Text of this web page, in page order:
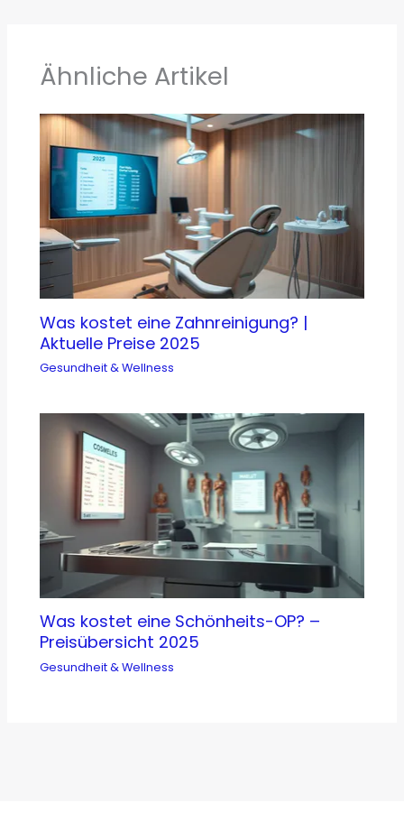
Ähnliche Artikel
Was kostet eine Zahnreinigung? |
Aktuelle Preise 2025
Gesundheit & Wellness
Was kostet eine Schönheits-OP? –
Preisübersicht 2025
Gesundheit & Wellness